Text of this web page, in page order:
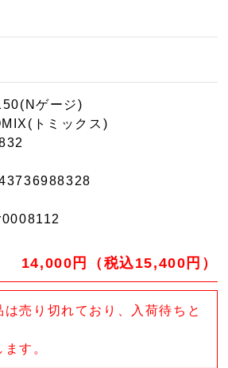
ゲージ)
トミックス)
14,000円（税込15,400円）
売り切れており、入荷待ちと
す。